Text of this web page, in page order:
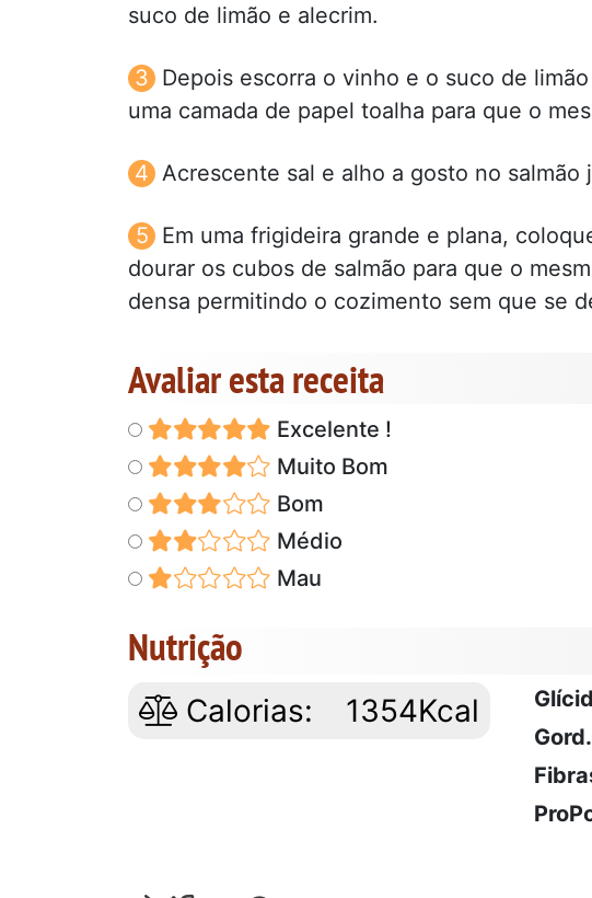
suco de limão e alecrim.
Depois escorra o vinho e o suco de
uma camada de papel toalha para que o
Acrescente sal e alho a gosto no salmão
Em uma frigideira grande e plana,
dourar os cubos de salmão para que o
densa permitindo o cozimento sem que se
Avaliar esta receita
Excelente !
Muito Bom
Bom
Médio
Mau
Nutrição
Calorias: 1354Kcal